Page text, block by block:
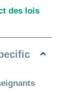
des lois